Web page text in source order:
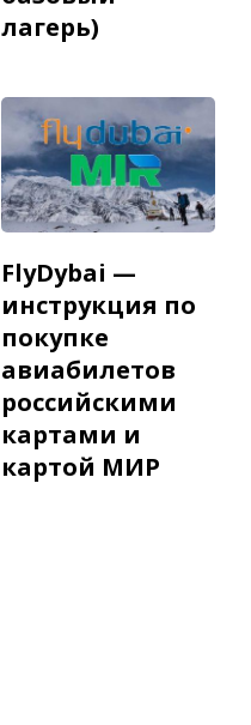
лагерь)
FlyDybai —
инструкция по
покупке
авиабилетов
российскими
картами и
картой МИР